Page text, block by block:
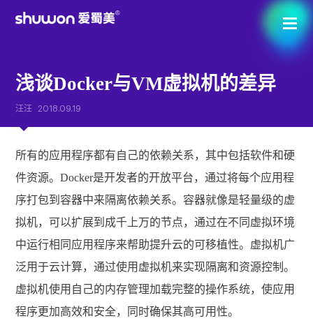
浅谈Docker与VM虚拟机的差异
汪汪 2018.09.19
所有的应用程序都有自己的依赖关系，其中包括软件和硬
件资源。Docker是开发者的开放平台，通过将每个应用程
序打包到容器中来隔离依赖关系。容器就像是轻量级的虚
拟机，可以扩展到成千上万的节点，通过在不同虚拟环境
中运行相同应用程序来帮助提升云的可移植性。虚拟机广
泛用于云计算，通过使用虚拟机来实现隔离和资源控制。
虚拟机使用自己的内存管理加载完整的操作系统，使应用
程序更加高效和安全，同时确保其高可用性。